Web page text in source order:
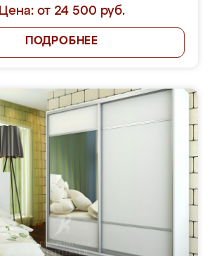
Цена: от 24 500 руб.
ПОДРОБНЕЕ